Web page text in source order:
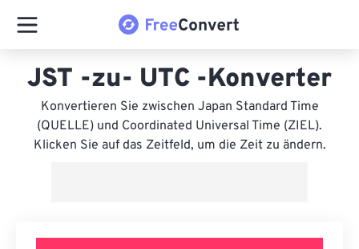
JST -zu- UTC -Konverter
Konvertieren Sie zwischen Japan Standard Time
(QUELLE) und Coordinated Universal Time (ZIEL).
Klicken Sie auf das Zeitfeld, um die Zeit zu ändern.